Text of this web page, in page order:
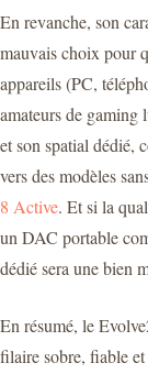
En revanche, son
mauvais choix pour
appareils (PC,
amateurs de gaming
et son spatial dédié,
vers des modèles
8 Active. Et si la
un DAC portable
dédié sera une bien
En résumé, le
filaire sobre, fiable